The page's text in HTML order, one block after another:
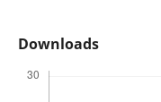
Downloads